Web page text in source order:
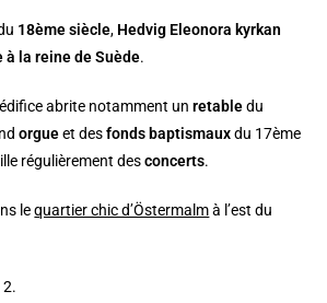
18ème siècle, Hedvig Eleonora kyrkan
à la reine de Suède.
abrite notamment unretabledu
orgueet desfonds baptismauxdu 17ème
régulièrement desconcerts.
lequartier chic d’Östermalmà l’est du
2.